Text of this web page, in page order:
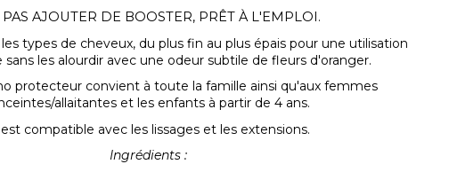
PAS AJOUTER DE BOOSTER, PRÊT À L'EMPLOI.
types de cheveux, du plus fin au plus épais pour une utilisation
les alourdir avec une odeur subtile de fleurs d'oranger.
protecteur convient à toute la famille ainsi qu'aux femmes
allaitantes et les enfants à partir de 4 ans.
compatible avec les lissages et les extensions.
Ingrédients :